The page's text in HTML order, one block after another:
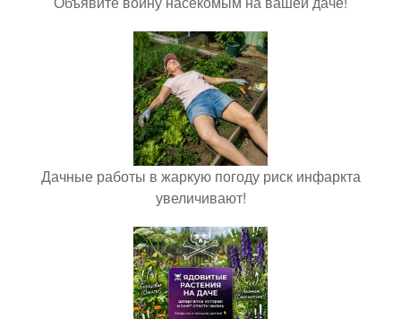
Дачные работы в жаркую погоду риск инфаркта
увеличивают!